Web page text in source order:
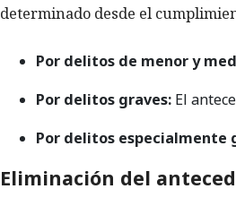
determinado desde el
Por delitos de menor y
Por delitos graves: El
Por delitos especialmente
Eliminación del